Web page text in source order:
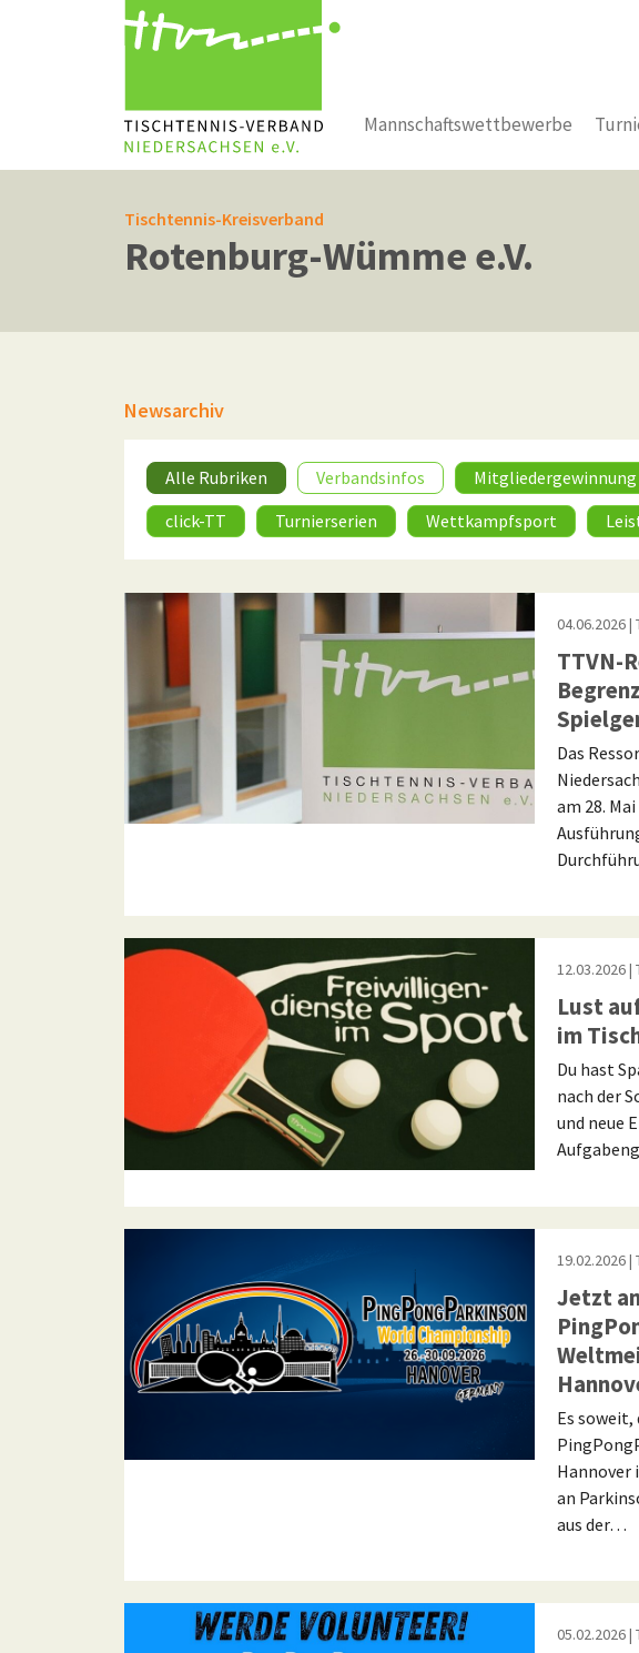
Mannschaftswettbewerbe
Tischtennis-Kreisverband
Rotenburg-Wümme e.V.
Newsarchiv
Alle Rubriken Verbandsinfos Mitgliedergewinnung
click-TT
Turnierserien Wettkampfsport
04.06.2026|
TTVN-
Das
am 28.
12.03.2026|
Lust
im
Du hast
nach der
und neue
19.02.2026|
Jetzt
Es soweit,
Hannover
an
aus der…
05.02.2026|